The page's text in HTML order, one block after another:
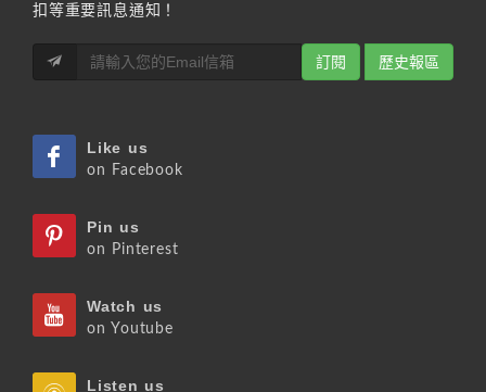
扣等重要訊息通知！
訂閱 歷史報區
Like us
on Facebook
Pin us
on Pinterest
Watch us
on Youtube
Listen us